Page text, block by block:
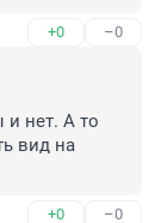
+0 –0
и нет. А то
вид на
+0 –0